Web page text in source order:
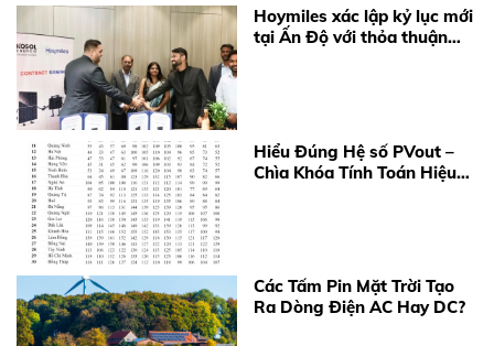
Hoymiles xác lập kỷ lục mới
tại Ấn Độ với thỏa thuận
Hiểu Đúng Hệ số PVout –
Chìa Khóa Tính Toán Hiệu
Các Tấm Pin Mặt Trời Tạo
Ra Dòng Điện AC Hay DC?